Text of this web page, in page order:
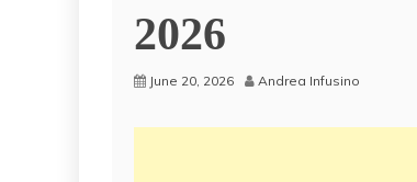
2026
June 20, 2026 Andrea Infusino